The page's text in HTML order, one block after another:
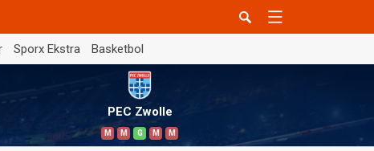
Sporx Ekstra Basketbol
PEC Zwolle
M M G M M